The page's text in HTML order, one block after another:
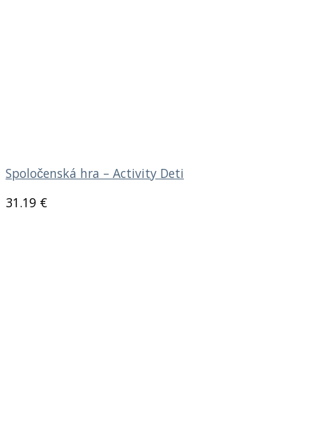
Spoločenská hra – Activity Deti
31.19 €